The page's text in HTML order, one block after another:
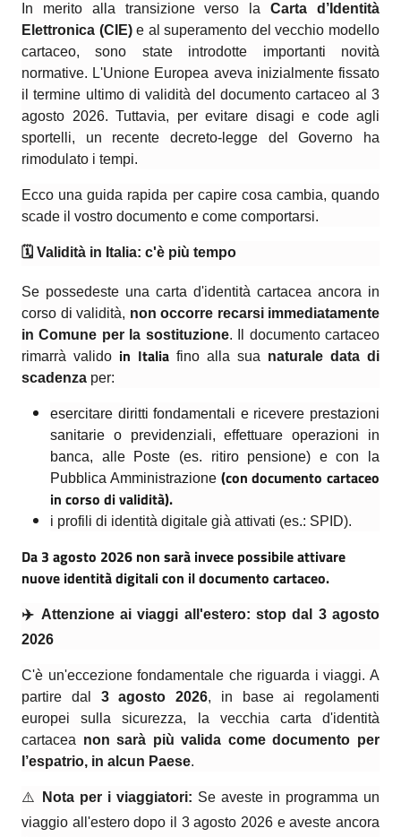
In merito alla transizione verso laCarta d’Identità
Elettronica (CIE)e al superamento del vecchio modello
cartaceo, sono state introdotte importanti novità
normative. L'Unione Europea aveva inizialmente fissato
il termine ultimo di validità del documento cartaceo al 3
agosto 2026. Tuttavia, per evitare disagi e code agli
sportelli, un recente decreto-legge del Governo ha
rimodulato i tempi.
Ecco una guida rapida per capire cosa cambia, quando
scade il vostro documento e come comportarsi.
🗓️ Validità in Italia: c'è più tempo
Se possedeste una carta d'identità cartacea ancora in
corso di validità, non occorre recarsi immediatamente
in Comune per la sostituzione. Il documento cartaceo
rimarrà valido in Italia fino alla sua naturale data di
scadenza per:
esercitare diritti fondamentali e ricevere prestazioni
sanitarie o previdenziali, effettuare operazioni in
banca, alle Poste (es. ritiro pensione) e con la
Pubblica Amministrazione(con documento cartaceo
in corso di validità).
i profili di identità digitale già attivati (es.: SPID).
Da 3 agosto 2026 non sarà invece possibile attivare
nuove identità digitali con il documento cartaceo.
✈️ Attenzione ai viaggi all'estero: stop dal 3 agosto
2026
C'è un'eccezione fondamentale che riguarda i viaggi. A
partire dal 3 agosto 2026, in base ai regolamenti
europei sulla sicurezza, la vecchia carta d'identità
cartacea non sarà più valida come documento per
l’espatrio, in alcun Paese.
⚠️ Nota per i viaggiatori: Se aveste in programma un
viaggio all'estero dopo il 3 agosto 2026 e aveste ancora